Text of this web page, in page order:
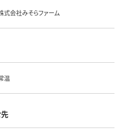
式会社みそらファーム
温